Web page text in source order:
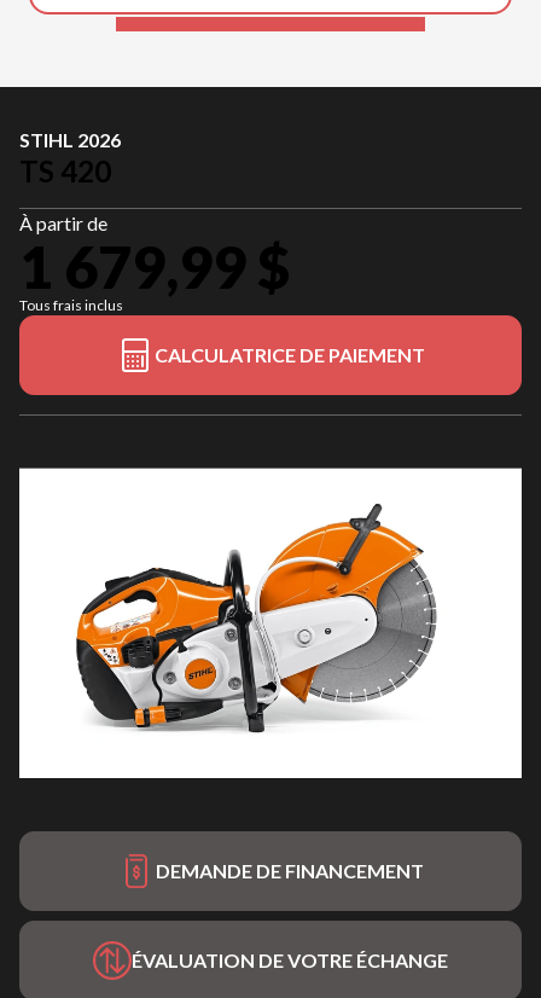
STIHL 2026
TS 420
À partir de
1 679,99 $
Tous frais inclus
CALCULATRICE DE PAIEMENT
DEMANDE DE FINANCEMENT
ÉVALUATION DE VOTRE ÉCHANGE